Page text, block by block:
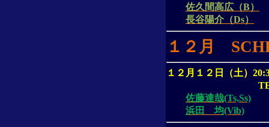
佐久間高広（B）
長谷陽介（Ds）
１２月
１２月１２日（土）
佐藤達哉(Ts,Ss)
浜田 均(Vib)